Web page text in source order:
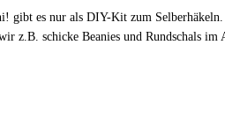
gibt es nur als DIY-Kit zum
z.B. schicke Beanies und Rundschals im